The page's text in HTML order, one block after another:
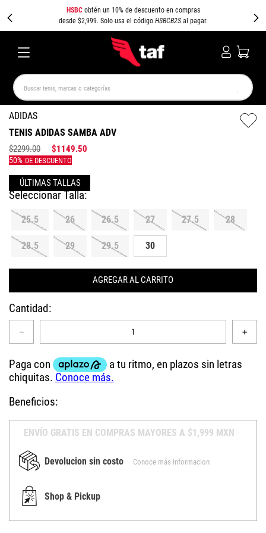
HSBCobtén un 10% de descuento en compras
desde $2,999. Solo usa el código HSBCB2Sal pagar.
Buscar tenis, marcas o categorías
ADIDAS
TENIS ADIDAS SAMBA ADV
$2299.00 $1149.50
25.5 26 26.5 27 27.5 28
28.5 29 29.5 30
AGREGAR AL CARRITO
Cantidad
＋
－
Beneficios:
ENVÍO GRATIS EN COMPRAS MAYORES A $1,999 MXN
Devolucion sin costo Conoce más informacion
Shop & Pickup
TÉRMINOS MÁS BUSCADOS
NEW BALANCE SAMBA
SPEEDCAT SPEZIAL